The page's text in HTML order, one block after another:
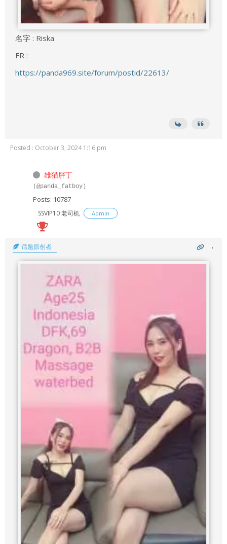
名字 : Riska
FR :
https://panda969.site/forum/postid/22613/
Posted : October 3, 2024 1:16 pm
雄猫胖丁
(@panda_fatboy)
Posts: 10787
SSVIP10 老司机 Admin
话题原创者